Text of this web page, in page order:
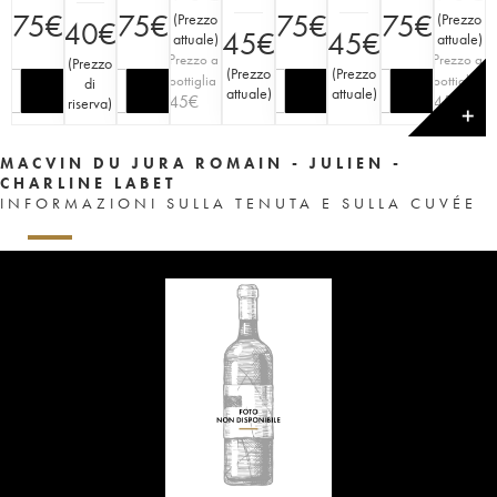
75€40€
(Prezzo
di
riserva)
75€ (Prezzo
attuale)
Prezzo a
bottiglia
45€
45€
(Prezzo
attuale)
75€45€
(Prezzo
attuale)
75€ (Prezzo
attuale)
Prezzo a
bottiglia
45
✕
MACVIN DU JURA ROMAIN - JULIEN -
CHARLINE LABET
INFORMAZIONI SULLA TENUTA E SULLA CUVÉE